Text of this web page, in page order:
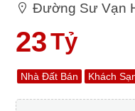
Đường Sư Vạn
23Tỷ
Nhà Đất Bán Khách